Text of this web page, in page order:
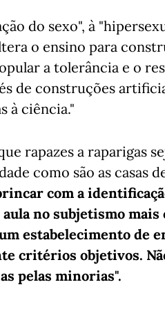
do sexo", à
o ensino para
a tolerância e o
de construções
à ciência."
rapazes a raparigas
como são as casas
com a
no subjetismo mais
estabelecimento de
critérios objetivos.
pelas minorias".